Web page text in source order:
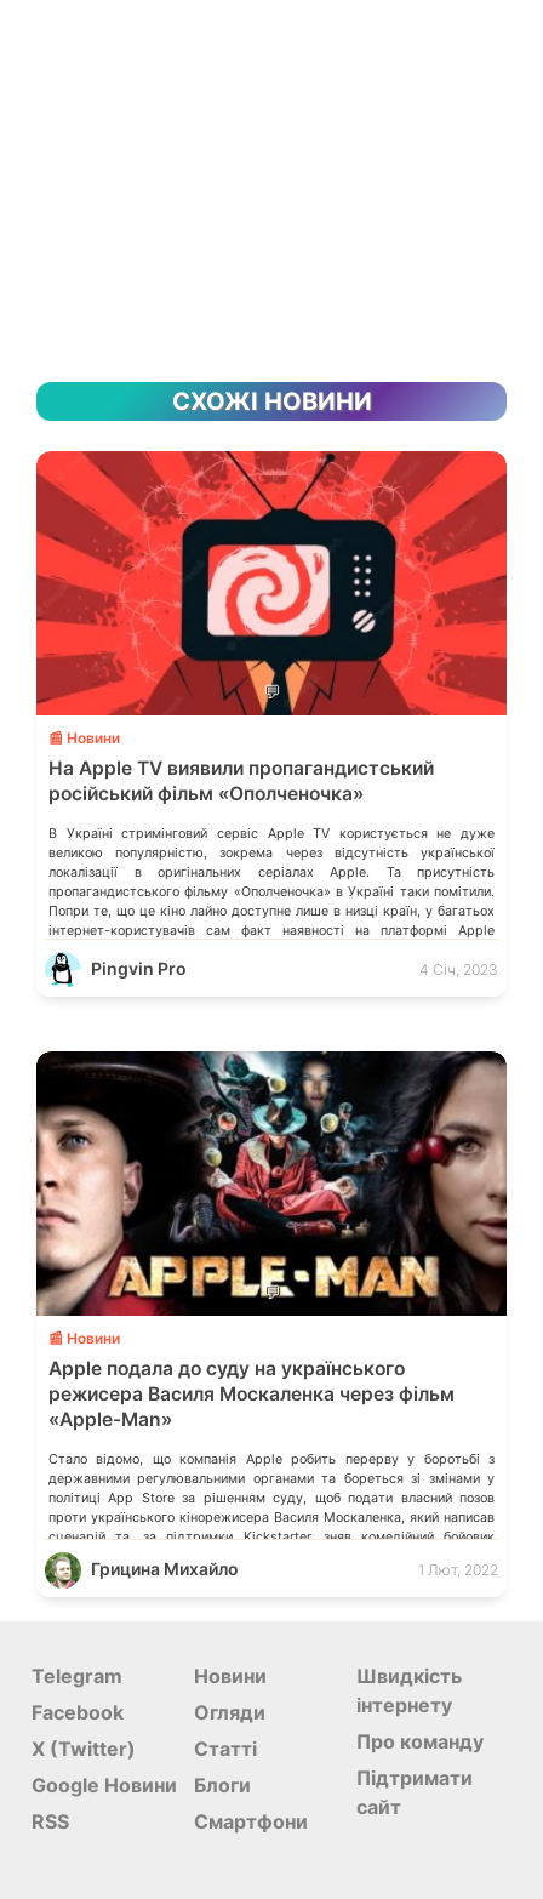
СХОЖІ НОВИНИ
💬
📰 Новини
На Apple TV виявили пропагандистський
російський фільм «Ополченочка»
В Україні стримінговий сервіс Apple TV користується не дуже
великою популярністю, зокрема через відсутність української
локалізації в оригінальних серіалах Apple. Та присутність
пропагандистського фільму «Ополченочка» в Україні таки помітили.
Попри те, що це кіно лайно доступне лише в низці країн, у багатьох
інтернет-користувачів сам факт наявності на платформі Apple
подібного контенту викликає обурення. Деталі розказало видання […]
Pingvin Pro 4 Січ, 2023
💬
📰 Новини
Apple подала до суду на українського
режисера Василя Москаленка через фільм
«Apple-Man»
Стало відомо, що компанія Apple робить перерву у боротьбі з
державними регулювальними органами та бореться зі змінами у
політиці App Store за рішенням суду, щоб подати власний позов
проти українського кінорежисера Василя Москаленка, який написав
сценарій та, за підтримки Kickstarter, зняв комедійний бойовик
«Apple-Man» (Людина-Яблуко). «Apple-Man» – комедійний бойовик,
присвячений відомим сагам про супергероїв. Головний […]
Грицина Михайло 1 Лют, 2022
Telegram
Facebook
X (Twitter)
Google Новини
RSS
Новини
Огляди
Статті
Блоги
Смартфони
Швидкість
інтернету
Про команду
Підтримати
сайт